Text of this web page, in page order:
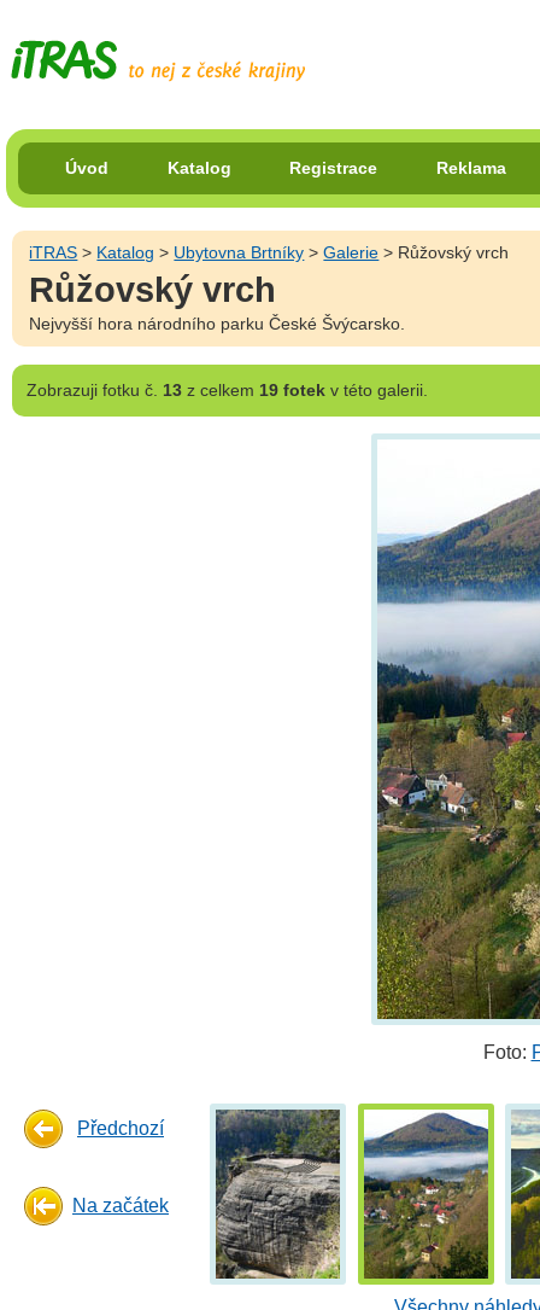
Úvod Katalog Registrace Reklama
iTRAS > Katalog > Ubytovna Brtníky >Galerie > Růžovský vrch
Růžovský vrch
Nejvyšší hora národního parku České Švýcarsko.
Zobrazujifotku č. 13z celkem 19 fotekv této galerii.
Foto:
Předchozí
Na začátek